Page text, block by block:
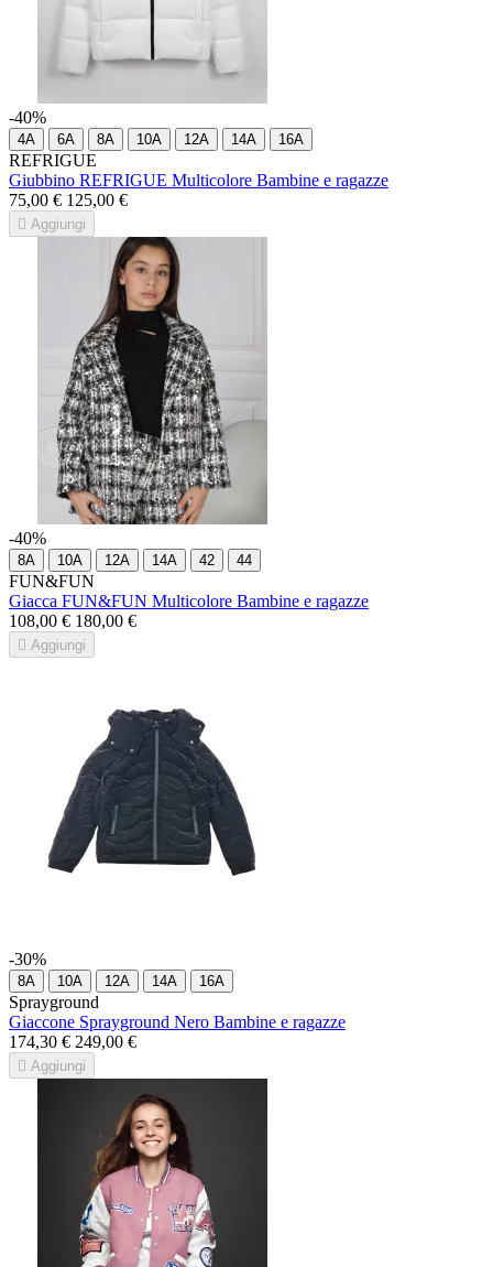
-40%
4A 6A 8A 10A 12A 14A 16A
REFRIGUE
Giubbino REFRIGUE Multicolore Bambine e ragazze
75,00 € 125,00 €
 Aggiungi
-40%
8A 10A 12A 14A 42 44
FUN&FUN
Giacca FUN&FUN Multicolore Bambine e ragazze
108,00 € 180,00 €
 Aggiungi
-30%
8A 10A 12A 14A 16A
Sprayground
Giaccone Sprayground Nero Bambine e ragazze
174,30 € 249,00 €
 Aggiungi